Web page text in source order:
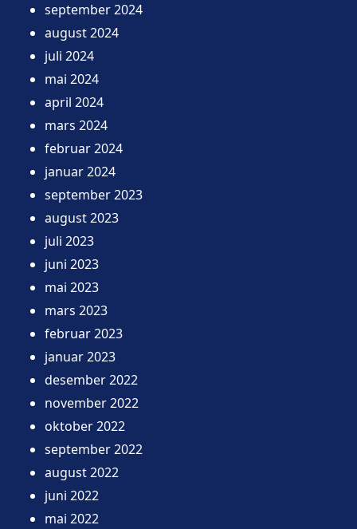
september 2024
august 2024
juli 2024
mai 2024
april 2024
mars 2024
februar 2024
januar 2024
september 2023
august 2023
juli 2023
juni 2023
mai 2023
mars 2023
februar 2023
januar 2023
desember 2022
november 2022
oktober 2022
september 2022
august 2022
juni 2022
mai 2022